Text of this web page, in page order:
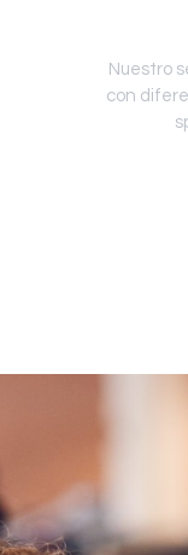
Nuestro
con